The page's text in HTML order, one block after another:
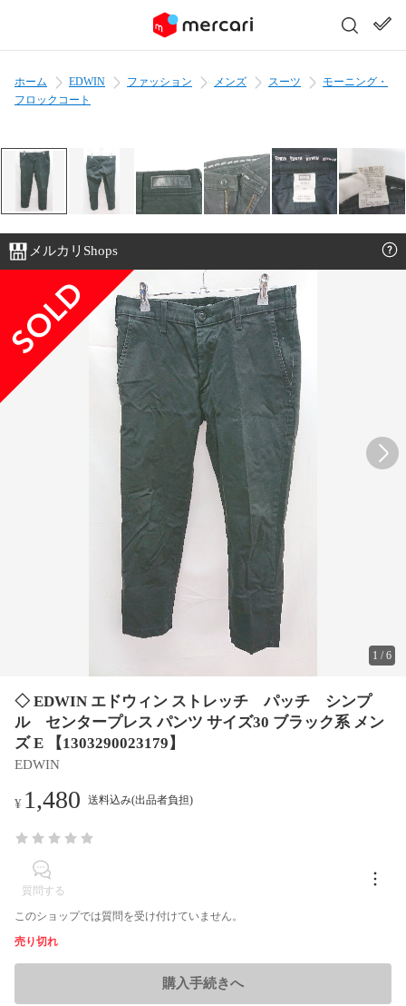
ホーム EDWIN ファッション メンズ スーツ
モーニング・
フロックコート
メルカリShops
1 /6
◇ EDWIN エドウィン ストレッチ パッチ シンプ
ル センタープレス パンツ サイズ30 ブラック系 メン
ズ E 【1303290023179】
EDWIN
¥ 1,480 送料込み(出品者負担)
質問する
このショップでは質問を受け付けていません。
売り切れ
購入手続きへ